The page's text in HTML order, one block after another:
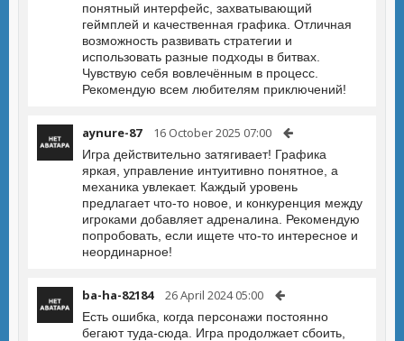
понятный интерфейс, захватывающий
геймплей и качественная графика. Отличная
возможность развивать стратегии и
использовать разные подходы в битвах.
Чувствую себя вовлечённым в процесс.
Рекомендую всем любителям приключений!
aynure-87 16 October 2025 07:00
Игра действительно затягивает! Графика
яркая, управление интуитивно понятное, а
механика увлекает. Каждый уровень
предлагает что-то новое, и конкуренция между
игроками добавляет адреналина. Рекомендую
попробовать, если ищете что-то интересное и
неординарное!
ba-ha-82184 26 April 2024 05:00
Есть ошибка, когда персонажи постоянно
бегают туда-сюда. Игра продолжает сбоить,